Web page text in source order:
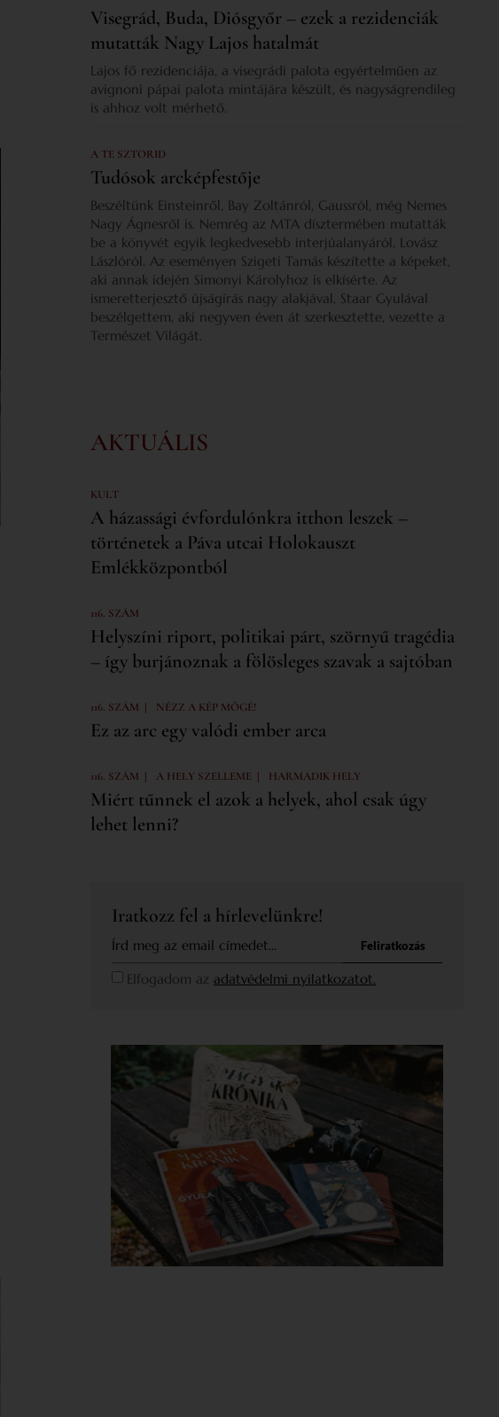
Visegrád, Buda, Diósgyőr – ezek a rezidenciák
mutatták Nagy Lajos hatalmát
Lajos fő rezidenciája, a visegrádi palota egyértelműen az
avignoni pápai palota mintájára készült, és nagyságrendileg
is ahhoz volt mérhető.
A TE SZTORID
Tudósok arcképfestője
Beszéltünk Einsteinről, Bay Zoltánról, Gaussról, még Nemes
Nagy Ágnesről is. Nemrég az MTA dísztermében mutatták
be a könyvét egyik legkedvesebb interjúalanyáról, Lovász
Lászlóról. Az eseményen Szigeti Tamás készítette a képeket,
aki annak idején Simonyi Károlyhoz is elkísérte. Az
ismeretterjesztő újságírás nagy alakjával, Staar Gyulával
beszélgettem, aki negyven éven át szerkesztette, vezette a
Természet Világát.
AKTUÁLIS
KULT
A házassági évfordulónkra itthon leszek –
történetek a Páva utcai Holokauszt
Emlékközpontból
116. SZÁM
Helyszíni riport, politikai párt, szörnyű tragédia
– így burjánoznak a fölösleges szavak a sajtóban
116. SZÁM | NÉZZ A KÉP MÖGÉ!
Ez az arc egy valódi ember arca
116. SZÁM | A HELY SZELLEME | HARMADIK HELY
Miért tűnnek el azok a helyek, ahol csak úgy
lehet lenni?
Iratkozz fel a hírlevelünkre!
Elfogadom az adatvédelmi nyilatkozatot.
Feliratkozás